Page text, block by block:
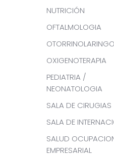
NUTRICIÓN
OFTALMOLOGIA
OXIGENOTERAPIA
PEDIATRIA /
NEONATOLOGIA
SALA DE CIRUGIAS
SALA DE
SALUD
EMPRESARIAL